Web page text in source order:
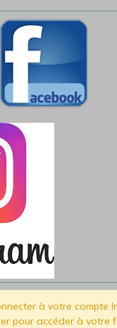
à votre compte
pour accéder à votre